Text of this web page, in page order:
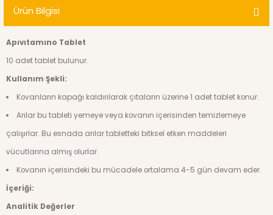
Ürün Bilgisi
Apıvıtamıno Tablet
10 adet tablet bulunur.
Kullanım Şekli:
Kovanların kapağı kaldırılarak çıtaların üzerine 1 adet tablet konur.
Arılar bu tableti yemeye veya kovanın içerisinden temizlemeye
çalışırlar. Bu esnada arılar tabletteki bitksel etken maddeleri
vücutlarına almış olurlar.
Kovanın içerisindeki bu mücadele ortalama 4-5 gün devam eder.
İçeriği:
Analitik Değerler